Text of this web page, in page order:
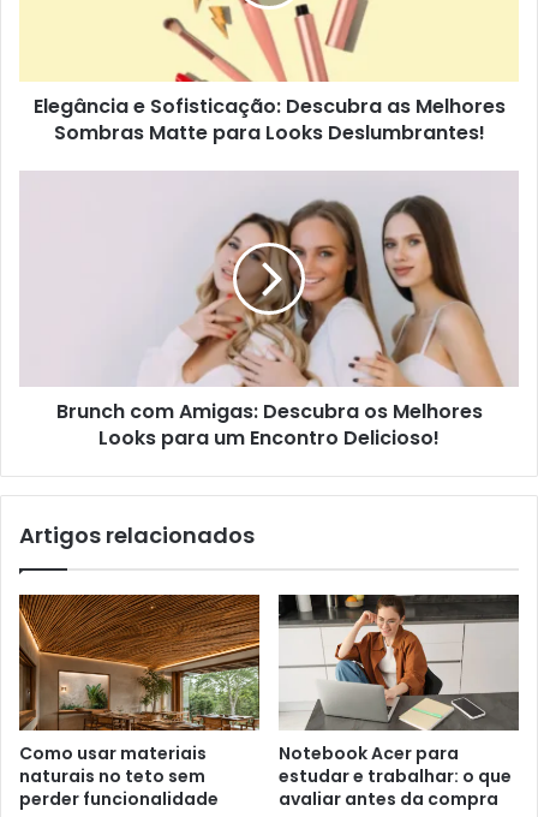
Elegância e Sofisticação: Descubra as Melhores
Sombras Matte para Looks Deslumbrantes!
Brunch com Amigas: Descubra os Melhores
Looks para um Encontro Delicioso!
Artigos relacionados
Como usar materiais
naturais no teto sem
perder funcionalidade
Notebook Acer para
estudar e trabalhar: o que
avaliar antes da compra